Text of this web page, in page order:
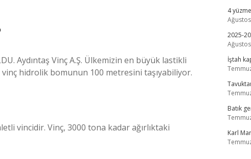
Aydıntaş Vinç A.Ş. Ülkemizin en büyük lastikli
hidrolik bomunun 100 metresini taşıyabiliyor.
vincidir. Vinç, 3000 tona kadar ağırlıktaki
4
2025-
İştah
Batık
Karl